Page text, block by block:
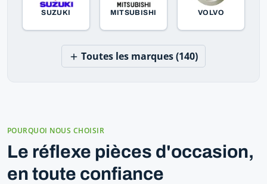
SUZUKI MITSUBISHI VOLVO
Toutes les marques (140)
POURQUOI NOUS CHOISIR
Le réflexe pièces d'occasion,
en toute confiance